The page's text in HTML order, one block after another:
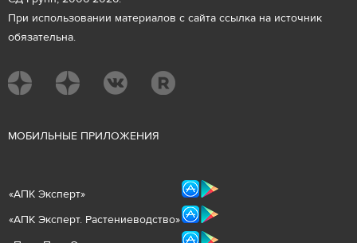
При использовании материалов с сайта ссылка на источник
обязательна.
МОБИЛЬНЫЕ ПРИЛОЖЕНИЯ
«АПК Эксперт»
«АПК Эксперт. Растениеводство»